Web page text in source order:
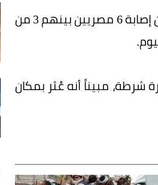
أسفر انفجار سيارة مفخخة يقودها انتحاري بمدينة العريش شمال سيناء عن إصابة 6 مصريين بينهم 3 من
شرطة، مبيناً أنه عُثر بمكان